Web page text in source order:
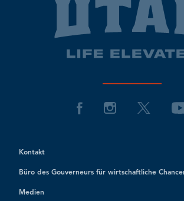
Kontakt
Büro des Gouverneurs für wirtschaftliche
Medien